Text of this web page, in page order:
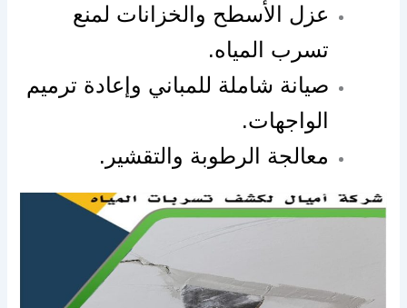
عزل الأسطح والخزانات لمنع
تسرب المياه.
صيانة شاملة للمباني وإعادة ترميم
الواجهات.
معالجة الرطوبة والتقشير.